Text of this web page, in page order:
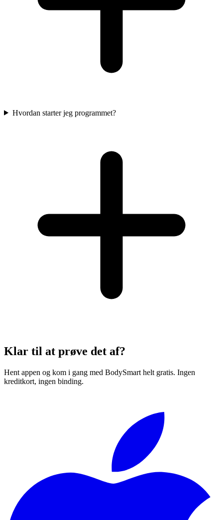
Hvordan starter jeg programmet?
Klar til at prøve det af?
Hent appen og kom i gang med BodySmart helt gratis. Ingen
kreditkort, ingen binding.